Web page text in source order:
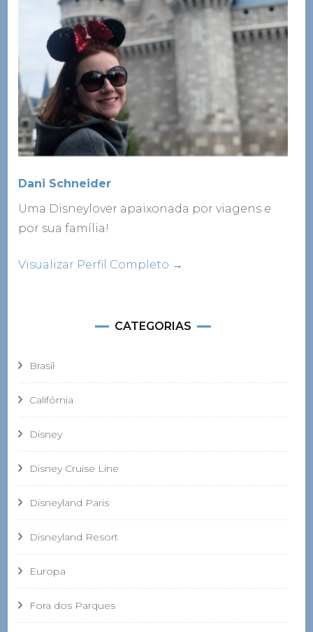
Dani Schneider
Uma Disneylover apaixonada por viagens e
por sua família!
Visualizar Perfil Completo →
CATEGORIAS
Brasil
Califórnia
Disney
Disney Cruise Line
Disneyland Paris
Disneyland Resort
Europa
Fora dos Parques